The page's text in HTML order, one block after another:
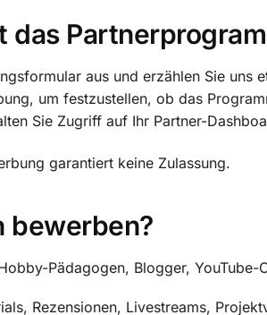
das
aus und erzählen Sie uns
um festzustellen, ob das
Sie Zugriff auf Ihr Partner-
garantiert keine Zulassung.
bewerben?
Pädagogen, Blogger,
Rezensionen, Livestreams,